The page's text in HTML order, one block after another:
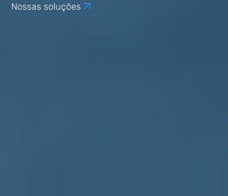
Nossas soluções